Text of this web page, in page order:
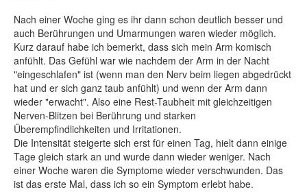
Nach einer Woche ging es ihr dann schon deutlich besser und
auch Berührungen und Umarmungen waren wieder möglich.
Kurz darauf habe ich bemerkt, dass sich mein Arm komisch
anfühlt. Das Gefühl war wie nachdem der Arm in der Nacht
"eingeschlafen" ist (wenn man den Nerv beim liegen abgedrückt
hat und er sich ganz taub anfühlt) und wenn der Arm dann
wieder "erwacht". Also eine Rest-Taubheit mit gleichzeitigen
Nerven-Blitzen bei Berührung und starken
Überempfindlichkeiten und Irritationen.
Die Intensität steigerte sich erst für einen Tag, hielt dann einige
Tage gleich stark an und wurde dann wieder weniger. Nach
einer Woche waren die Symptome wieder verschwunden. Das
ist das erste Mal, dass ich so ein Symptom erlebt habe.